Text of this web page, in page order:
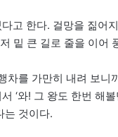
고 한다. 걸망을 짊어
밑 큰 길로 줄을 이어
차를 가만히 내려 보
‘와! 그 왕도 한번 해
는 것이다.